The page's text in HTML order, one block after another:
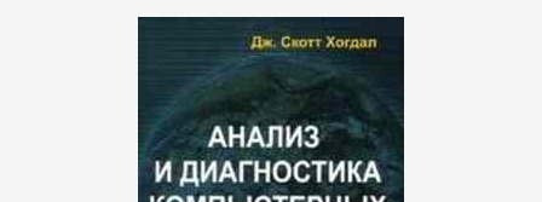
Управление